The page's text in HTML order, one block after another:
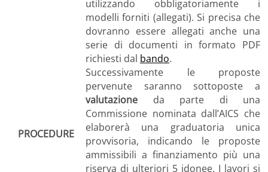
PROCEDURE
utilizzando obbligatoriamente i
modelli forniti (allegati). Si precisa che
dovranno essere allegati anche una
serie di documenti in formato PDF
richiesti dal bando.
Successivamente le proposte
pervenute saranno sottoposte a
valutazione da parte di una
Commissione nominata dall’AICS che
elaborerà una graduatoria unica
provvisoria, indicando le proposte
ammissibili a finanziamento più una
riserva di ulteriori 5 idonee. I lavori si